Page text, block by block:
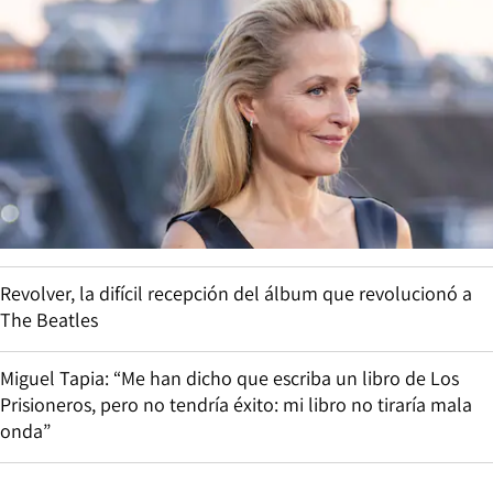
Revolver, la difícil recepción del álbum que revolucionó a
The Beatles
Miguel Tapia: “Me han dicho que escriba un libro de Los
Prisioneros, pero no tendría éxito: mi libro no tiraría mala
onda”